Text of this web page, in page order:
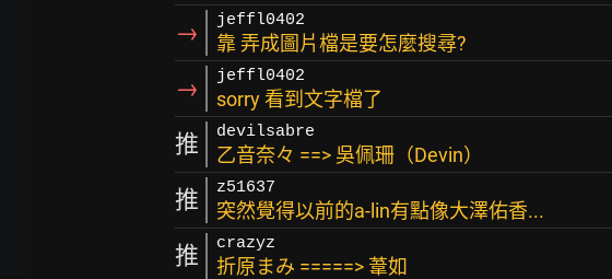
→ jeffl0402
靠 弄成圖片檔是要怎麼搜尋?
→ jeffl0402
sorry 看到文字檔了
推 devilsabre
乙音奈々 ==> 吳佩珊（Devin）
推 z51637
突然覺得以前的a-lin有點像大澤佑香...
推 crazyz
折原まみ =====> 葦如